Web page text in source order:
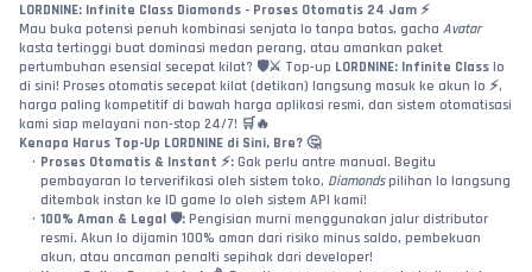
LORDNINE: Infinite Class Diamonds - Proses Otomatis 24 Jam ⚡
Mau buka potensi penuh kombinasi senjata lo tanpa batas, gacha Avatar
kasta tertinggi buat dominasi medan perang, atau amankan paket
pertumbuhan esensial secepat kilat? 🛡️⚔️ Top-up LORDNINE: Infinite Class lo
di sini! Proses otomatis secepat kilat (detikan) langsung masuk ke akun lo ⚡,
harga paling kompetitif di bawah harga aplikasi resmi, dan sistem otomatisasi
kami siap melayani non-stop 24/7! 🛒🔥
Kenapa Harus Top-Up LORDNINE di Sini, Bre? 🤔
Proses Otomatis & Instant ⚡: Gak perlu antre manual. Begitu
pembayaran lo terverifikasi oleh sistem toko, Diamonds pilihan lo langsung
ditembak instan ke ID game lo oleh sistem API kami!
100% Aman & Legal 🛡️: Pengisian murni menggunakan jalur distributor
resmi. Akun lo dijamin 100% aman dari risiko minus saldo, pembekuan
akun, atau ancaman penalti sepihak dari developer!